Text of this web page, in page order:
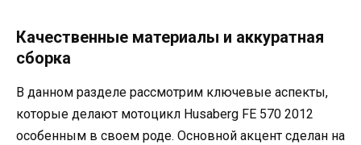
Качественные материалы и аккуратная
сборка
В данном разделе рассмотрим ключевые аспекты,
которые делают мотоцикл Husaberg FE 570 2012
особенным в своем роде. Основной акцент сделан на